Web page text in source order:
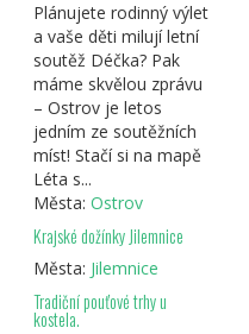
Plánujete rodinný výlet
a vaše děti milují letní
soutěž Déčka? Pak
máme skvělou zprávu
– Ostrov je letos
jedním ze soutěžních
míst! Stačí si na mapě
Léta s...
Města: Ostrov
Krajské dožínky Jilemnice
Města: Jilemnice
Tradiční pouťové trhy u
kostela.